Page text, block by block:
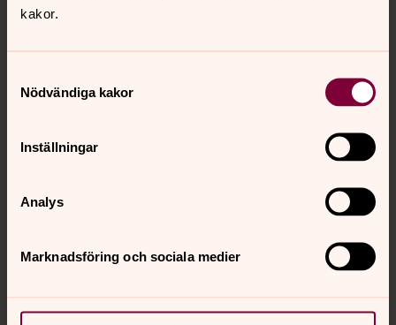
kakor.
Nödvändiga kakor
Inställningar
Analys
Marknadsföring och sociala medier
Hitta snabbt
Sociala kanaler